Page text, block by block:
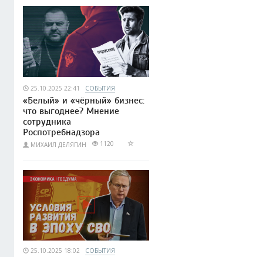
25.10.2025 22:41 СОБЫТИЯ
«Белый» и «чёрный» бизнес:
что выгоднее? Мнение
сотрудника
Роспотребнадзора
МИХАИЛ ДЕЛЯГИН 1120
25.10.2025 18:02 СОБЫТИЯ